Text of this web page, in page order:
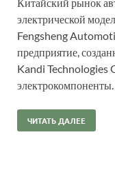
электрической
Fengsheng
предприятие,
Kandi Technologies
ЧИТАТЬ ДАЛЕЕ